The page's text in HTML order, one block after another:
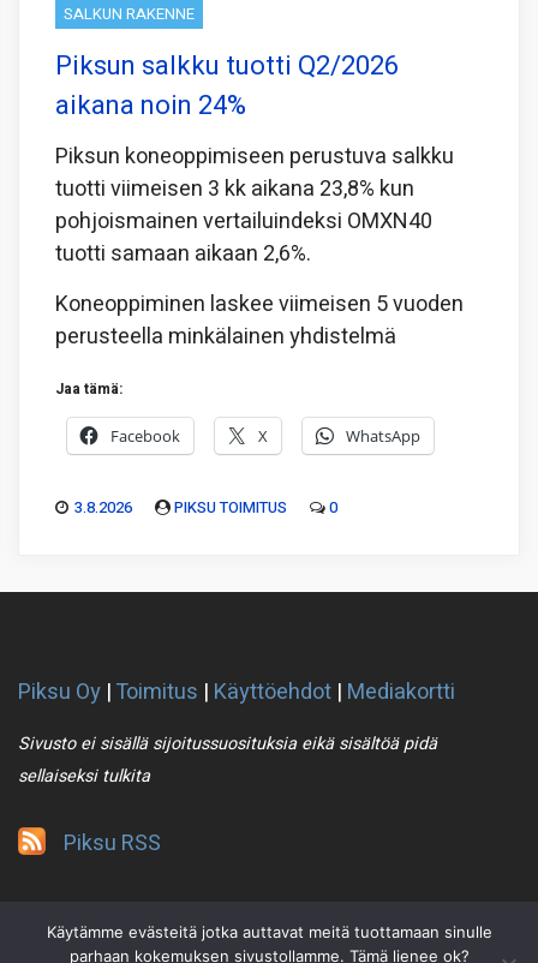
SALKUN RAKENNE
Piksun salkku tuotti Q2/2026
aikana noin 24%
Piksun koneoppimiseen perustuva salkku
tuotti viimeisen 3 kk aikana 23,8% kun
pohjoismainen vertailuindeksi OMXN40
tuotti samaan aikaan 2,6%.
Koneoppiminen laskee viimeisen 5 vuoden
perusteella minkälainen yhdistelmä
Jaa tämä:
Facebook X WhatsApp
3.8.2026 PIKSU TOIMITUS 0
Piksu Oy |Toimitus | Käyttöehdot | Mediakortti
Sivusto ei sisällä sijoitussuosituksia eikä sisältöä pidä
sellaiseksi tulkita
Piksu RSS
Käytämme evästeitä jotka auttavat meitä tuottamaan sinulle
parhaan kokemuksen sivustollamme. Tämä lienee ok?